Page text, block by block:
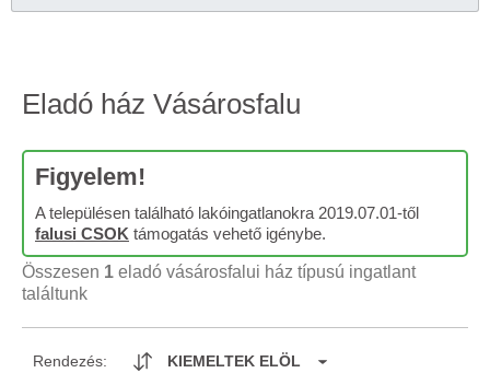
Eladó ház Vásárosfalu
Figyelem!
A településen található lakóingatlanokra 2019.07.01-től
falusi CSOK támogatás vehető igénybe.
Összesen 1 eladó vásárosfalui ház típusú ingatlant
találtunk
Rendezés: KIEMELTEK ELÖL